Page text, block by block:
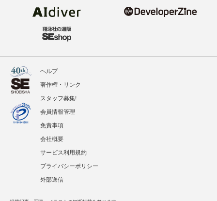
ヘルプ
著作権・リンク
スタッフ募集!
会員情報管理
免責事項
会社概要
サービス利用規約
プライバシーポリシー
外部送信